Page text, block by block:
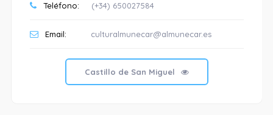
Teléfono: (+34) 650027584
Email: culturalmunecar@almunecar.es
Castillo de San Miguel